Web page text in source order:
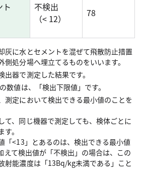
ト
不検出
（< 12）
78
灰に水とセメントを混ぜて飛散防止措置
側処分場へ埋立てるものをいいます。
出器で測定した結果です。
数値は、「検出下限値」です。
測定において検出できる最小値のことを
て、同じ機器で測定しても、検体ごとに
。
「<13」とあるのは、検出できる最小値
えて検出値が「不検出」の場合は、この
射能濃度は「13Bq/kg未満である」こと